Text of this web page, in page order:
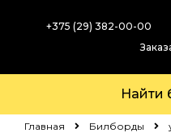
+375 (29) 382-00-00
Найти
Главная Билборды